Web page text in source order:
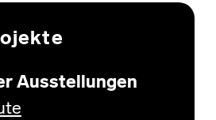
Ausstellungen